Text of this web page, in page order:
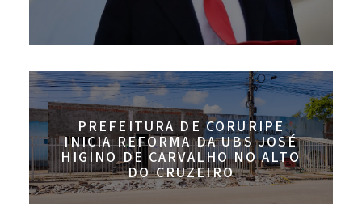
PREFEITURA DE CORURIPE
INICIA REFORMA DA UBS JOSÉ
HIGINO DE CARVALHO NO ALTO
DO CRUZEIRO